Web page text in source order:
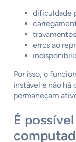
dificuldade
erros ao
Por isso, o
instável e não há
permaneçam
É